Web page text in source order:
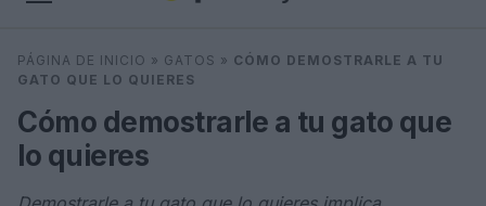
Buscar ⌕
PÁGINA DE INICIO » GATOS » CÓMO DEMOSTRARLE A TU
GATO QUE LO QUIERES
Cómo demostrarle a tu gato que
lo quieres